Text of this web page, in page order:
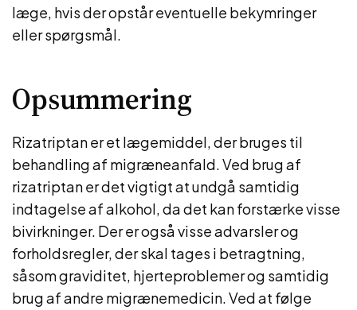
læge, hvis der opstår eventuelle bekymringer
eller spørgsmål.
Opsummering
Rizatriptan er et lægemiddel, der bruges til
behandling af migræneanfald. Ved brug af
rizatriptan er det vigtigt at undgå samtidig
indtagelse af alkohol, da det kan forstærke visse
bivirkninger. Der er også visse advarsler og
forholdsregler, der skal tages i betragtning,
såsom graviditet, hjerteproblemer og samtidig
brug af andre migrænemedicin. Ved at følge